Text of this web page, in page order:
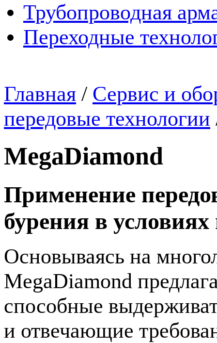
Трубопроводная
Переходные
Главная / Сервис и
передовые технологии
MegaDiamond
Применение
бурения в
Основываясь на
MegaDiamond
способные
и отвечающие